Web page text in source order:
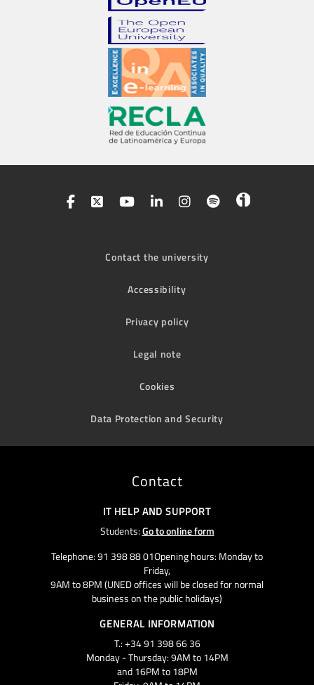
Contact the university
Accessibility
Privacy policy
Legal note
Cookies
Data Protection and Security
Contact
IT HELP AND SUPPORT
Students:Go to online form
Telephone: 91 398 88 01Opening hours: Monday to
Friday,
9AM to 8PM (UNED offices will be closed for normal
business on the public holidays)
GENERAL INFORMATION
T.: +34 91 398 66 36
Monday - Thursday: 9AM to 14PM
and 16PM to 18PM